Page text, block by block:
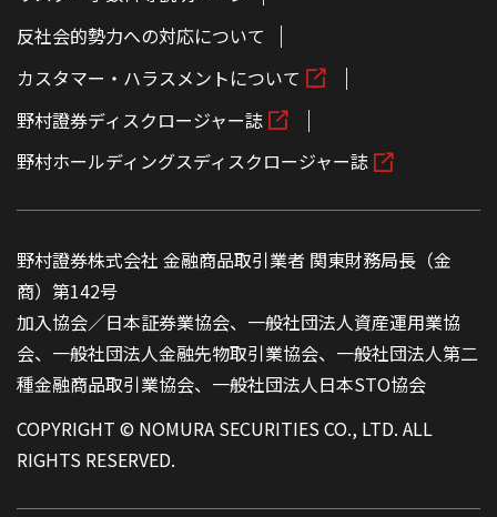
反社会的勢力への対応について
カスタマー・ハラスメントについて
野村證券ディスクロージャー誌
野村ホールディングスディスクロージャー誌
野村證券株式会社 金融商品取引業者 関東財務局長（金
商）第142号
加入協会／日本証券業協会、一般社団法人資産運用業協
会、一般社団法人金融先物取引業協会、一般社団法人第二
種金融商品取引業協会、一般社団法人日本STO協会
COPYRIGHT © NOMURA SECURITIES CO., LTD. ALL
RIGHTS RESERVED.